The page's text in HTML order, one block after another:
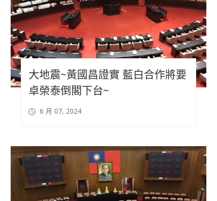
大地震~黃國昌證實 藍白合作將要
卓榮泰倒閣下台~
6 月 07, 2024